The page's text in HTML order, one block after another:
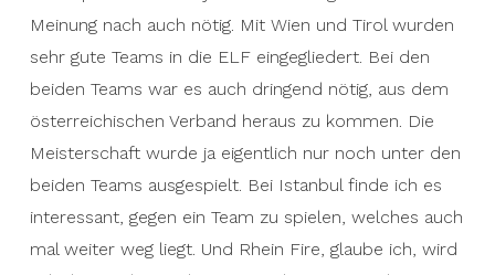
Meinung nach auch nötig. Mit Wien und Tirol wurden
sehr gute Teams in die ELF eingegliedert. Bei den
beiden Teams war es auch dringend nötig, aus dem
österreichischen Verband heraus zu kommen. Die
Meisterschaft wurde ja eigentlich nur noch unter den
beiden Teams ausgespielt. Bei Istanbul finde ich es
interessant, gegen ein Team zu spielen, welches auch
mal weiter weg liegt. Und Rhein Fire, glaube ich, wird